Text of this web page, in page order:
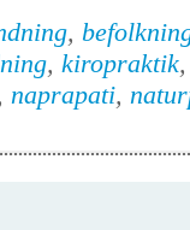
,
, kiropraktik
naprapati,